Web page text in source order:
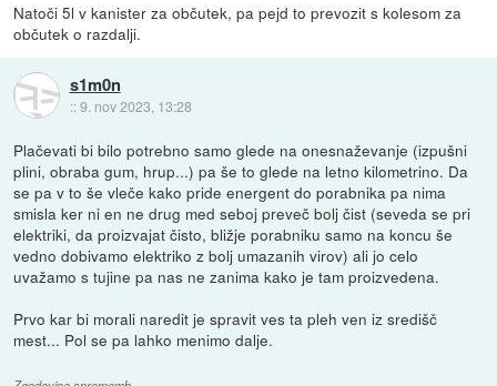
Natoči 5l v kanister za občutek, pa pejd to prevozit s kolesom za
občutek o razdalji.
s1m0n
::9. nov 2023, 13:28
Plačevati bi bilo potrebno samo glede na onesnaževanje (izpušni
plini, obraba gum, hrup...) pa še to glede na letno kilometrino. Da
se pa v to še vleče kako pride energent do porabnika pa nima
smisla ker ni en ne drug med seboj preveč bolj čist (seveda se pri
elektriki, da proizvajat čisto, bližje porabniku samo na koncu še
vedno dobivamo elektriko z bolj umazanih virov) ali jo celo
uvažamo s tujine pa nas ne zanima kako je tam proizvedena.
Prvo kar bi morali naredit je spravit ves ta pleh ven iz središč
mest... Pol se pa lahko menimo dalje.